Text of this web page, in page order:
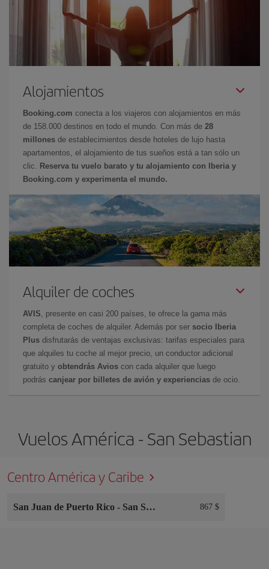
Alojamientos
Booking.com conecta a los viajeros con alojamientos en más
de 158.000 destinos en todo el mundo. Con más de 28
millones de establecimientos desde hoteles de lujo hasta
apartamentos, el alojamiento de tus sueños está a tan sólo un
clic.
Reserva tu vuelo barato y tu alojamiento con Iberia y
Booking.com y experimenta el mundo.
Alquiler de coches
AVIS , presente en casi 200 países, te ofrece la gama más
completa de coches de alquiler. Además por ser socio Iberia
Plus disfrutarás de ventajas exclusivas: tarifas especiales para
que alquiles tu coche al mejor precio, un conductor adicional
gratuito y obtendrás Avios con cada alquiler que luego
podrás canjear por billetes de avión y experiencias de ocio.
Vuelos América - San Sebastian
Centro América y Caribe
San Juan de Puerto Rico - San Sebastian 867 $